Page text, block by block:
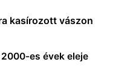
kasírozott vászon
es évek eleje